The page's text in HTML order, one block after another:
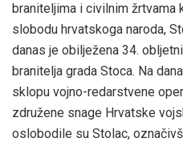
braniteljima i civilnim
slobodu hrvatskoga naroda,
danas je obilježena 34.
branitelja grada Stoca. Na
sklopu vojno-redarstvene
združene snage Hrvatske
oslobodile su Stolac,